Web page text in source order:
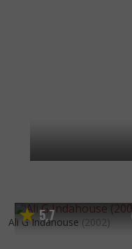
5,7
Ali G Indahouse (2002)